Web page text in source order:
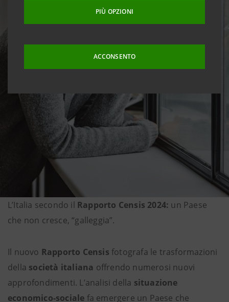
PIÙ OPZIONI
ACCONSENTO
L’Italia secondo il Rapporto Censis 2024: un Paese
che non cresce, “galleggia”.
Il nuovo Rapporto Censis fotografa le trasformazioni
della società italiana offrendo numerosi nuovi
approfondimenti. L’analisi della situazione
economico-sociale fa emergere un Paese che